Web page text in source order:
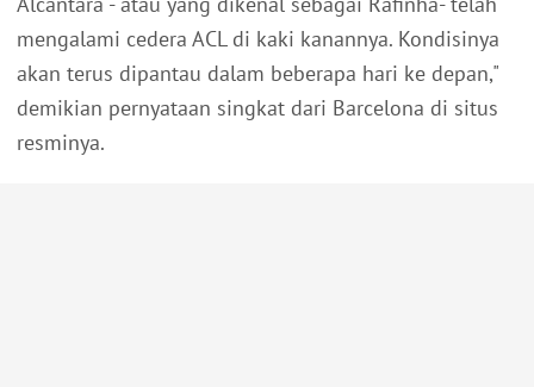
mengalami cedera ACL di kaki kanannya. Kondisinya
akan terus dipantau dalam beberapa hari ke depan,"
demikian pernyataan singkat dari Barcelona di situs
resminya.